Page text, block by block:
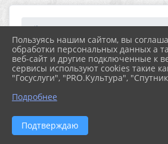
Главная МЕРОПРИЯТИЯ
План работы на 2024 год
26.01.2024 16:11
2. ФЕВРАЛЬ
гражданское
Пользуясь нашим сайтом, вы
обработки персональных данных а
веб-сайт и другие подключенные к
сервисы используют cookies такие
"Госуслуги", "PRO.Культура",
Подробнее
Подтверждаю